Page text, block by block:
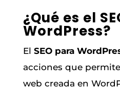
¿Qué es el
WordPress?
El SEO para
acciones que
web creada en